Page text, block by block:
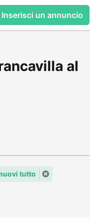
Inserisci un annuncio
al
tutto